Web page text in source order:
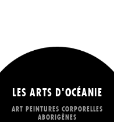
LES ARTS D'OCÉANIE
ART PEINTURES CORPORELLES
ABORIGÈNES